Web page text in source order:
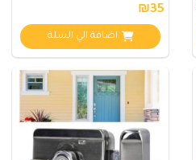
₪35
اضافة الي السلة